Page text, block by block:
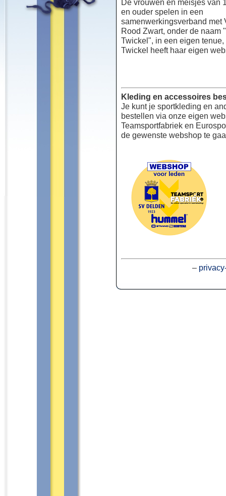
De vrouwen en meisjes van
en ouder spelen in een
samenwerkingsverband met
Rood Zwart, onder de naam
Twickel", in een eigen
Twickel heeft haar eigen
Kleding en accessoires
Je kunt je sportkleding en
bestellen via onze eigen
Teamsportfabriek en
de gewenste webshop te
–